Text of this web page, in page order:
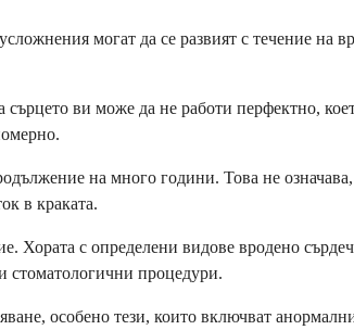
могат да се развият с течение на
ви може да не работи перфектно,
на много години. Това не
в краката.
с определени видове вродено
стоматологични процедури.
особено тези, които включват